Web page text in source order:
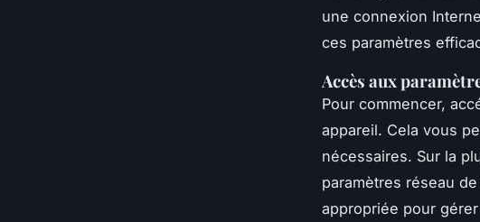
une connexion
ces paramètres
Accès aux
Pour commencer,
appareil. Cela vous
nécessaires. Sur la
paramètres réseau
appropriée pour